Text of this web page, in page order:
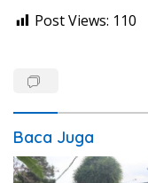
Post Views: 110
Baca Juga